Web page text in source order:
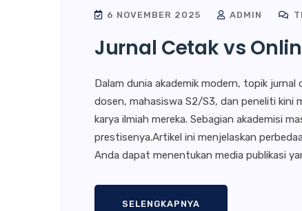
6 NOVEMBER 2025 ADMIN
Jurnal Cetak vs
Dalam dunia akademik modern, topik
dosen, mahasiswa S2/S3, dan peneliti
karya ilmiah mereka. Sebagian akademisi
prestisenya.Artikel ini menjelaskan
Anda dapat menentukan media publikasi
SELENGKAPNYA